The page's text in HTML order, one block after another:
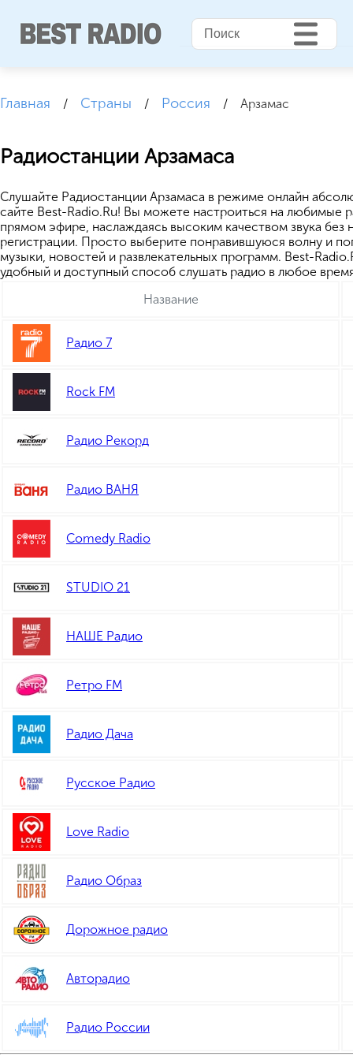
Главная / Страны / Россия / Арзамас
Радиостанции Арзамаса
Cлушайте Радиостанции Арзамаса в режиме онлайн
сайте Best-Radio.Ru! Вы можете настроиться на любимые
прямом эфире, наслаждаясь высоким качеством звука без
регистрации. Просто выберите понравившуюся волну и
музыки, новостей и развлекательных программ. Best-
удобный и доступный способ слушать радио в любое
Название
Радио 7
Rock FM
Радио Рекорд
Радио ВАНЯ
Comedy Radio
STUDIO 21
НАШЕ Радио
Ретро FM
Радио Дача
Русское Радио
Love Radio
Радио Образ
Дорожное радио
Авторадио
Радио России